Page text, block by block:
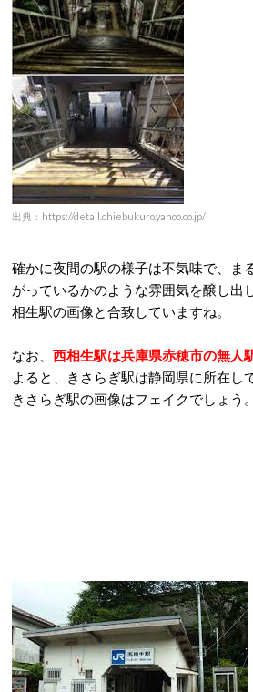
出典：https://detail.chiebukuro.yahoo.co.jp/
確かに夜間の駅の様子は不気味で、ま
がっているかのような雰囲気を醸し出
相生駅の画像と合致していますね。
なお、 西相生駅は兵庫県赤穂市の無人
よると、きさらぎ駅は静岡県に所在し
きさらぎ駅の画像はフェイクでしょう。